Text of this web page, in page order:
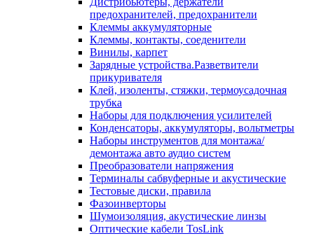
предохранителей, предохранители
Клеммы аккумуляторные
Клеммы, контакты, соеденители
Винилы, карпет
Зарядные устройства.Разветвители
прикуривателя
Клей, изоленты, стяжки, термоусадочная
трубка
Наборы для подключения усилителей
Конденсаторы, аккумуляторы, вольтметры
Наборы инструментов для монтажа/
демонтажа авто аудио систем
Преобразователи напряжения
Терминалы сабвуферные и акустические
Тестовые диски, правила
Фазоинверторы
Шумоизоляция, акустические линзы
Оптические кабели TosLink